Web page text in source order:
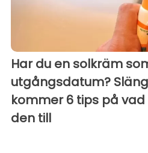
Har du en solkräm
utgångsdatum?
kommer 6 tips på
den till